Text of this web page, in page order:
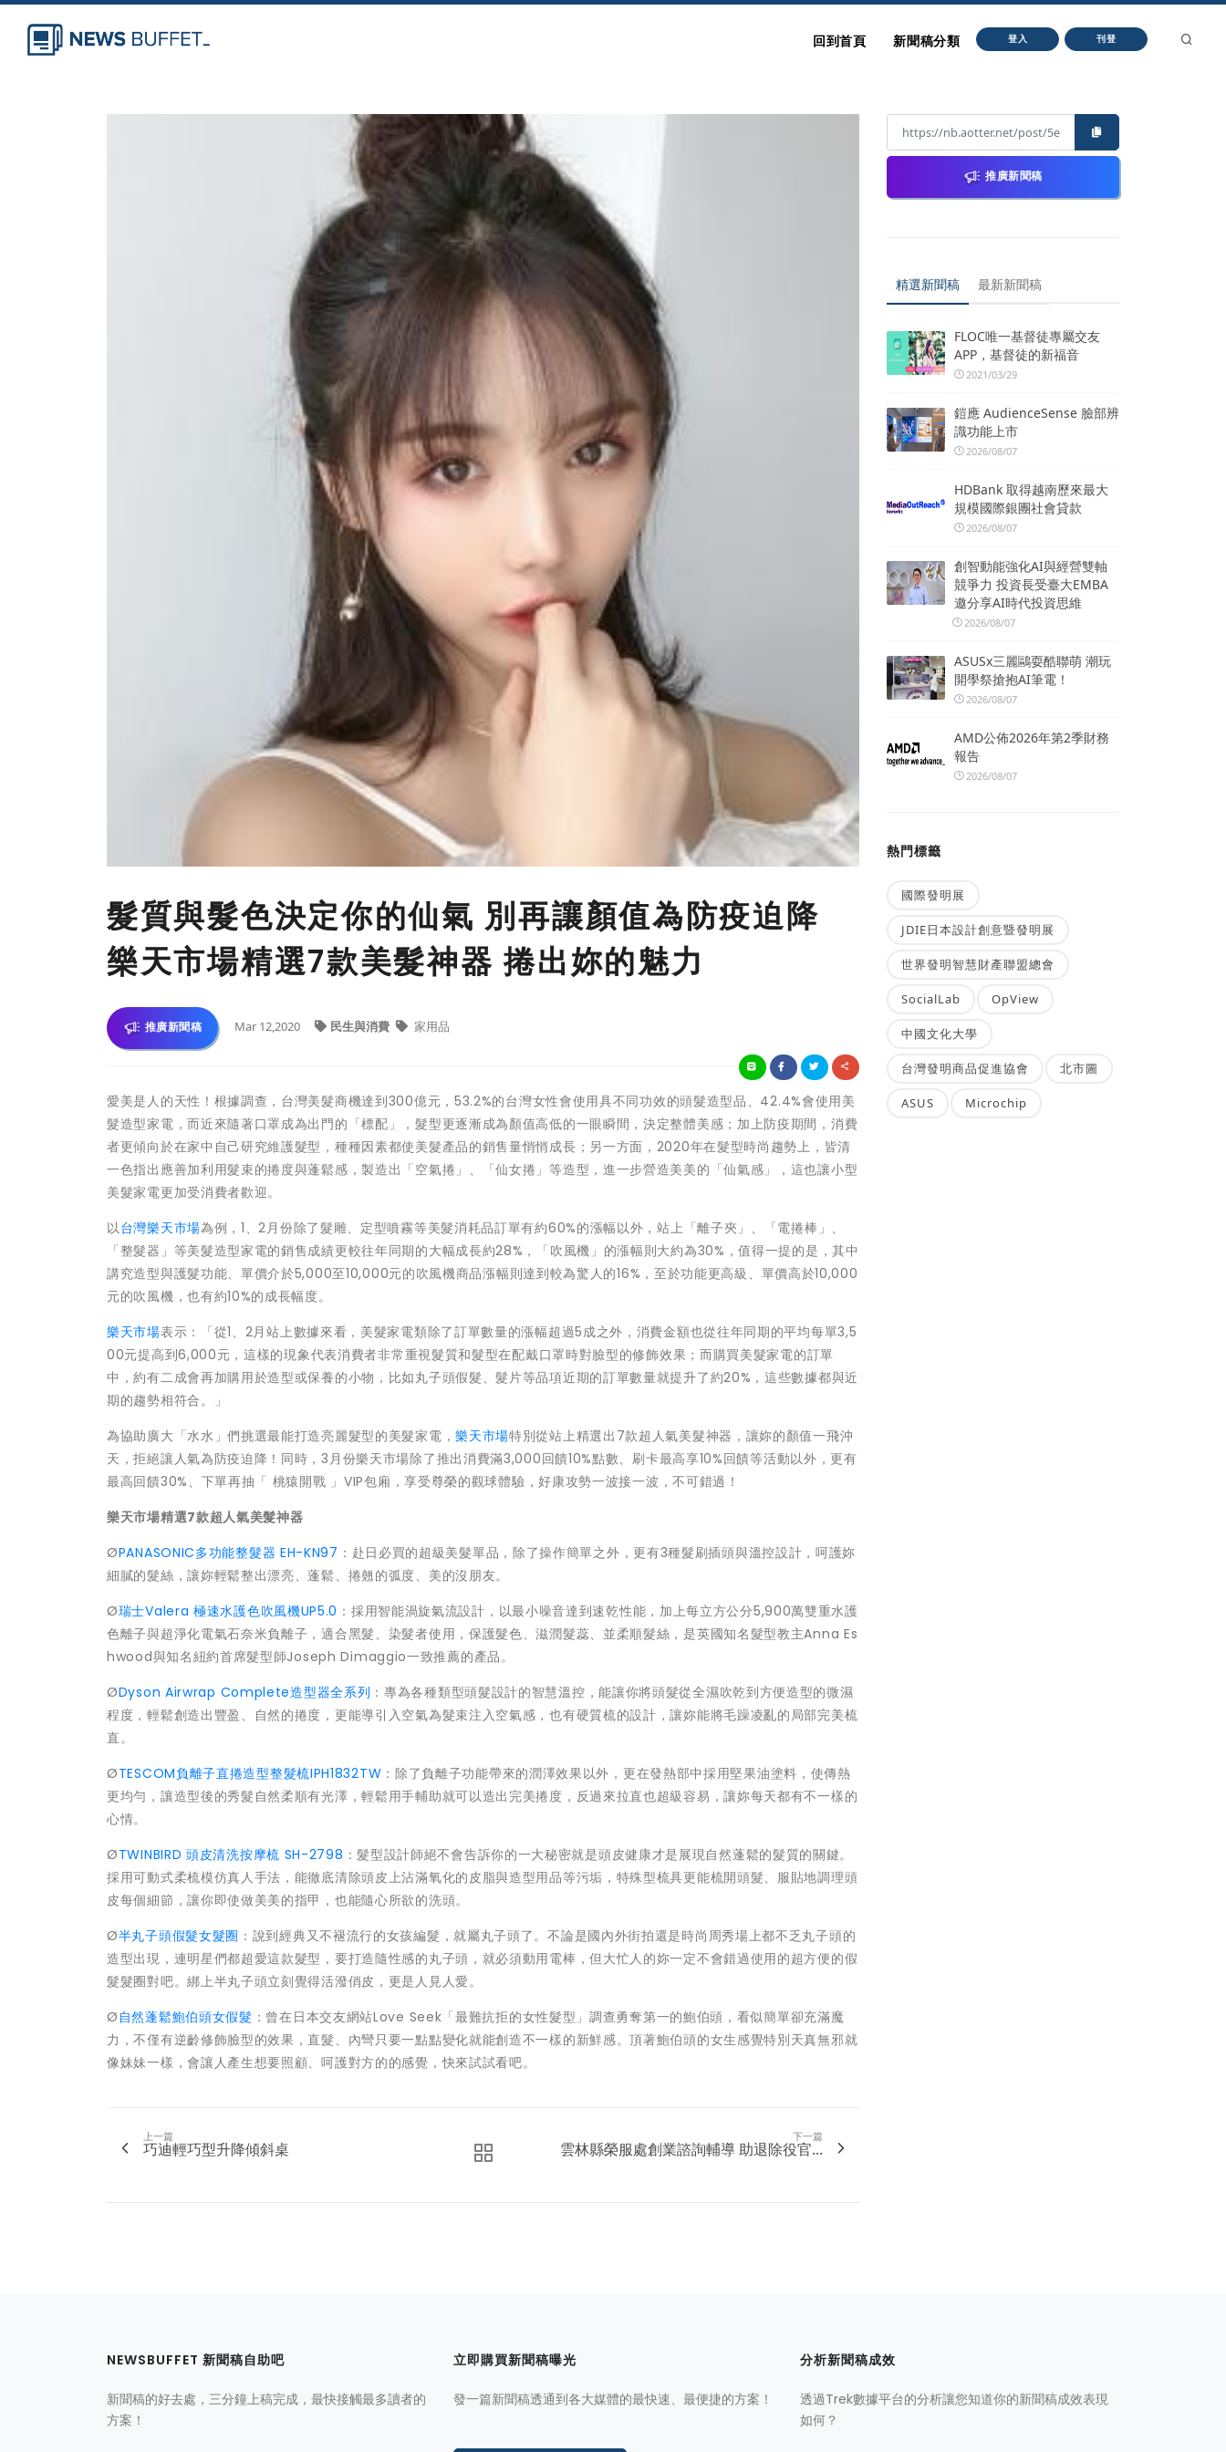
回到首頁 新聞稿分類 登入 刊登
髮質與髮色決定你的仙氣 別再讓顏值為防疫迫降
樂天市場精選7款美髮神器 捲出妳的魅力
推廣新聞稿 Mar 12,2020 民生與消費 家用品
愛美是人的天性！根據調查，台灣美髮商機達到300億元，53.2%的台灣女性會使用具不同功效的頭髮造型品、42.4%會使用美
髮造型家電，而近來隨著口罩成為出門的「標配」，髮型更逐漸成為顏值高低的一眼瞬間，決定整體美感；加上防疫期間，消費
者更傾向於在家中自己研究維護髮型，種種因素都使美髮產品的銷售量悄悄成長；另一方面，2020年在髮型時尚趨勢上，皆清
一色指出應善加利用髮束的捲度與蓬鬆感，製造出「空氣捲」、「仙女捲」等造型，進一步營造美美的「仙氣感」，這也讓小型
美髮家電更加受消費者歡迎。
以台灣樂天市場為例，1、2月份除了髮雕、定型噴霧等美髮消耗品訂單有約60%的漲幅以外，站上「離子夾」、「電捲棒」、
「整髮器」等美髮造型家電的銷售成績更較往年同期的大幅成長約28%，「吹風機」的漲幅則大約為30%，值得一提的是，其中
講究造型與護髮功能、單價介於5,000至10,000元的吹風機商品漲幅則達到較為驚人的16%，至於功能更高級、單價高於10,000
元的吹風機，也有約10%的成長幅度。
樂天市場表示：「從1、2月站上數據來看，美髮家電類除了訂單數量的漲幅超過5成之外，消費金額也從往年同期的平均每單3,5
00元提高到6,000元，這樣的現象代表消費者非常重視髮質和髮型在配戴口罩時對臉型的修飾效果；而購買美髮家電的訂單
中，約有二成會再加購用於造型或保養的小物，比如丸子頭假髮、髮片等品項近期的訂單數量就提升了約20%，這些數據都與近
期的趨勢相符合。」
為協助廣大「水水」們挑選最能打造亮麗髮型的美髮家電，樂天市場特別從站上精選出7款超人氣美髮神器，讓妳的顏值一飛沖
天，拒絕讓人氣為防疫迫降！同時，3月份樂天市場除了推出消費滿3,000回饋10%點數、刷卡最高享10%回饋等活動以外，更有
最高回饋30%、下單再抽「 桃猿開戰 」VIP包廂，享受尊榮的觀球體驗，好康攻勢一波接一波，不可錯過！
樂天市場精選7款超人氣美髮神器
ØPANASONIC多功能整髮器 EH-KN97 ：赴日必買的超級美髮單品，除了操作簡單之外，更有3種髮刷插頭與溫控設計，呵護妳
細膩的髮絲，讓妳輕鬆整出漂亮、蓬鬆、捲翹的弧度、美的沒朋友。
Ø瑞士Valera 極速水護色吹風機UP5.0 ：採用智能渦旋氣流設計，以最小噪音達到速乾性能，加上每立方公分5,900萬雙重水護
色離子與超淨化電氣石奈米負離子，適合黑髮、染髮者使用，保護髮色、滋潤髮蕊、並柔順髮絲，是英國知名髮型教主Anna Es
hwood與知名紐約首席髮型師Joseph Dimaggio一致推薦的產品。
ØDyson Airwrap Complete造型器全系列 ：專為各種類型頭髮設計的智慧溫控，能讓你將頭髮從全濕吹乾到方便造型的微濕
程度，輕鬆創造出豐盈、自然的捲度，更能導引入空氣為髮束注入空氣感，也有硬質梳的設計，讓妳能將毛躁凌亂的局部完美梳
直。
ØTESCOM負離子直捲造型整髮梳IPH1832TW ：除了負離子功能帶來的潤澤效果以外，更在發熱部中採用堅果油塗料，使傳熱
更均勻，讓造型後的秀髮自然柔順有光澤，輕鬆用手輔助就可以造出完美捲度，反過來拉直也超級容易，讓妳每天都有不一樣的
心情。
ØTWINBIRD 頭皮清洗按摩梳 SH-2798 ：髮型設計師絕不會告訴你的一大秘密就是頭皮健康才是展現自然蓬鬆的髮質的關鍵。
採用可動式柔梳模仿真人手法，能徹底清除頭皮上沾滿氧化的皮脂與造型用品等污垢，特殊型梳具更能梳開頭髮、服貼地調理頭
皮每個細節，讓你即使做美美的指甲，也能隨心所欲的洗頭。
Ø半丸子頭假髮女髮圈 ：說到經典又不褪流行的女孩編髮，就屬丸子頭了。不論是國內外街拍還是時尚周秀場上都不乏丸子頭的
造型出現，連明星們都超愛這款髮型，要打造隨性感的丸子頭，就必須動用電棒，但大忙人的妳一定不會錯過使用的超方便的假
髮髮圈對吧。綁上半丸子頭立刻覺得活潑俏皮，更是人見人愛。
Ø 自然蓬鬆鮑伯頭女假髮 ：曾在日本交友網站Love Seek「最難抗拒的女性髮型」調查勇奪第一的鮑伯頭，看似簡單卻充滿魔
力，不僅有逆齡修飾臉型的效果，直髮、內彎只要一點點變化就能創造不一樣的新鮮感。頂著鮑伯頭的女生感覺特別天真無邪就
像妹妹一樣，會讓人產生想要照顧、呵護對方的的感覺，快來試試看吧。
上一篇
巧迪輕巧型升降傾斜桌
下一篇
雲林縣榮服處創業諮詢輔導 助退除役官...
推廣新聞稿
精選新聞稿 最新新聞稿
FLOC唯一基督徒專屬交友
APP，基督徒的新福音
2021/03/29
鎧應 AudienceSense 臉部辨
識功能上市
2026/08/07
HDBank 取得越南歷來最大
規模國際銀團社會貸款
2026/08/07
創智動能強化AI與經營雙軸
競爭力 投資長受臺大EMBA
邀分享AI時代投資思維
2026/08/07
ASUSx三麗鷗耍酷聯萌 潮玩
開學祭搶抱AI筆電！
2026/08/07
AMD公佈2026年第2季財務
報告
2026/08/07
熱門標籤
國際發明展
JDIE日本設計創意暨發明展
世界發明智慧財產聯盟總會
SocialLab OpView
中國文化大學
台灣發明商品促進協會 北市圖
ASUS Microchip
NEWSBUFFET 新聞稿自助吧
新聞稿的好去處，三分鐘上稿完成，最快接觸最多讀者的
方案！
立即購買新聞稿曝光
發一篇新聞稿透通到各大媒體的最快速、最便捷的方案！
分析新聞稿成效
透過Trek數據平台的分析讓您知道你的新聞稿成效表現
如何？